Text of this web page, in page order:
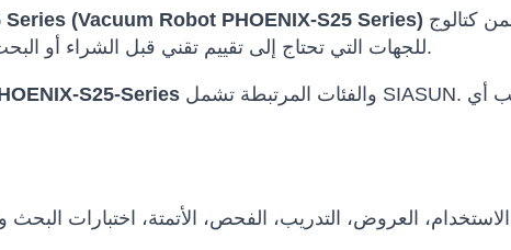
(Vacuum Robot PHOENIX-S25 Series)
International للجهات التي تحتاج إلى تقييم تقني قبل الشراء أو البحث أو العروض أو النشر التجاري.
S25-Series
العروض، التدريب، الفحص، الأتمتة، اختبارات